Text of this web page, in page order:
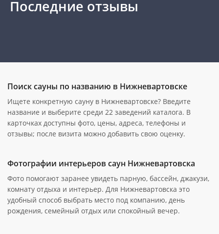
Последние отзывы
Поиск сауны по названию в Нижневартовске
Ищете конкретную сауну в Нижневартовске? Введите
название и выберите среди 22 заведений каталога. В
карточках доступны фото, цены, адреса, телефоны и
отзывы; после визита можно добавить свою оценку.
Фотографии интерьеров саун Нижневартовска
Фото помогают заранее увидеть парную, бассейн, джакузи,
комнату отдыха и интерьер. Для Нижневартовска это
удобный способ выбрать место под компанию, день
рождения, семейный отдых или спокойный вечер.